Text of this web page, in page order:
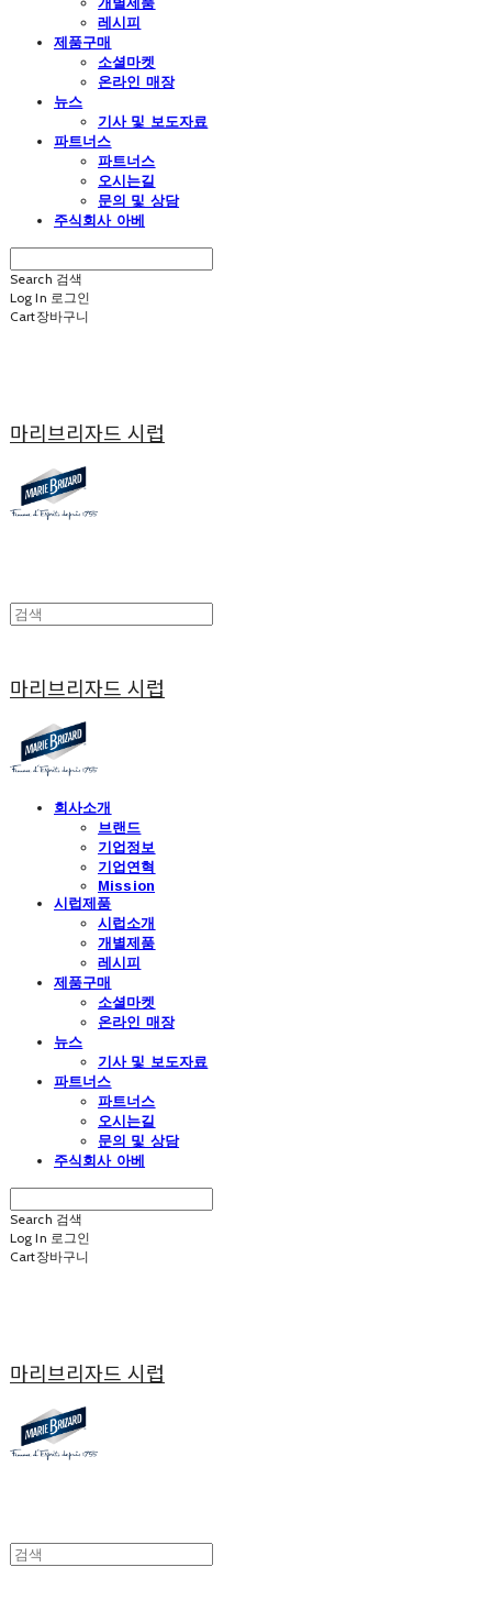
레시피
제품구매
소셜마켓
온라인 매장
뉴스
기사 및 보도자료
파트너스
파트너스
오시는길
문의 및 상담
주식회사 아베
Search 검색
Log In 로그인
Cart장바구니
마리브리자드 시럽
마리브리자드 시럽
회사소개
브랜드
기업정보
기업연혁
Mission
시럽제품
시럽소개
개별제품
레시피
제품구매
소셜마켓
온라인 매장
뉴스
기사 및 보도자료
파트너스
파트너스
오시는길
문의 및 상담
주식회사 아베
Search 검색
Log In 로그인
Cart장바구니
마리브리자드 시럽